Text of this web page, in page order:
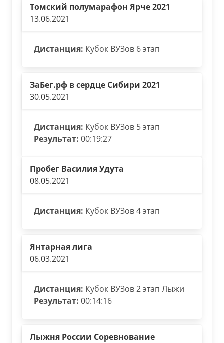
Томский полумарафон Ярче 2021
13.06.2021
Дистанция: Кубок ВУЗов 6 этап
ЗаБег.рф в сердце Сибири 2021
30.05.2021
Дистанция: Кубок ВУЗов 5 этап
Результат: 00:19:27
Пробег Василия Удута
08.05.2021
Дистанция: Кубок ВУЗов 4 этап
Янтарная лига
06.03.2021
Дистанция: Кубок ВУЗов 2 этап Лыжи
Результат: 00:14:16
Лыжня России Соревнование